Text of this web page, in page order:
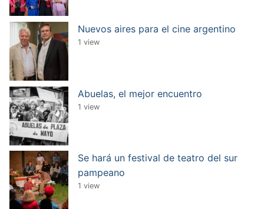
Nuevos aires para el cine argentino
1 view
Abuelas, el mejor encuentro
1 view
Se hará un festival de teatro del sur
pampeano
1 view